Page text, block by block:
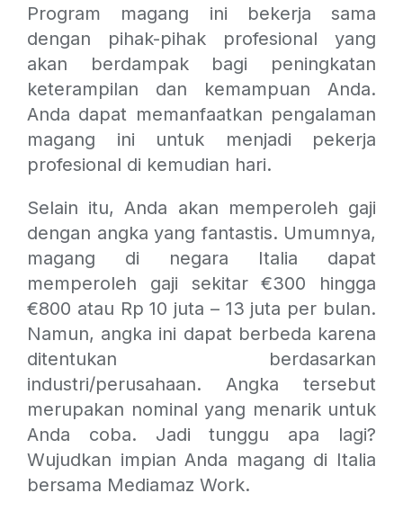
Program magang ini bekerja sama
dengan pihak-pihak profesional yang
akan berdampak bagi peningkatan
keterampilan dan kemampuan Anda.
Anda dapat memanfaatkan pengalaman
magang ini untuk menjadi pekerja
profesional di kemudian hari.
Selain itu, Anda akan memperoleh gaji
dengan angka yang fantastis. Umumnya,
magang di negara Italia dapat
memperoleh gaji sekitar €300 hingga
€800 atau Rp 10 juta – 13 juta per bulan.
Namun, angka ini dapat berbeda karena
ditentukan berdasarkan
industri/perusahaan. Angka tersebut
merupakan nominal yang menarik untuk
Anda coba. Jadi tunggu apa lagi?
Wujudkan impian Anda magang di Italia
bersama Mediamaz Work.